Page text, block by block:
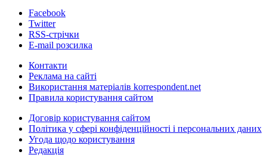
Facebook
Twitter
RSS-стрічки
E-mail розсилка
Контакти
Реклама на сайті
Використання матеріалів korrespondent.net
Правила користування сайтом
Договір користування сайтом
Політика у сфері конфіденційності і персональних даних
Угода щодо користування
Редакція